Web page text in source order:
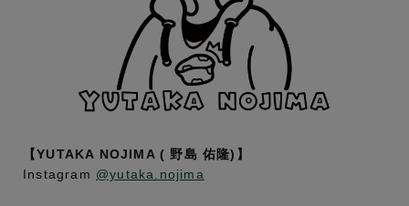
【YUTAKA NOJIMA ( 野島 佑隆)】
Instagram @yutaka.nojima